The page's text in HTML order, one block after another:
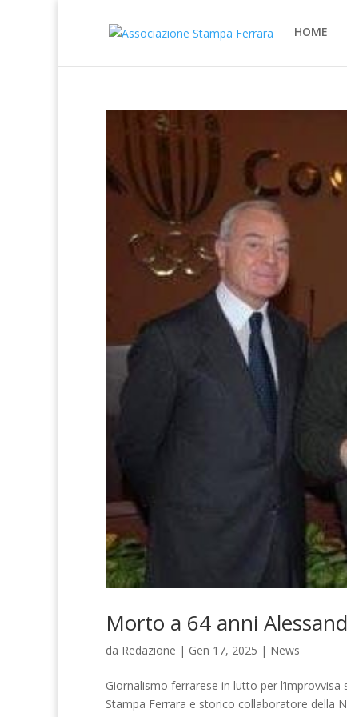
HOME
Morto a 64 anni
da Redazione | Gen 17, 2025 | News
Giornalismo ferrarese in lutto per
Stampa Ferrara e storico collaboratore della